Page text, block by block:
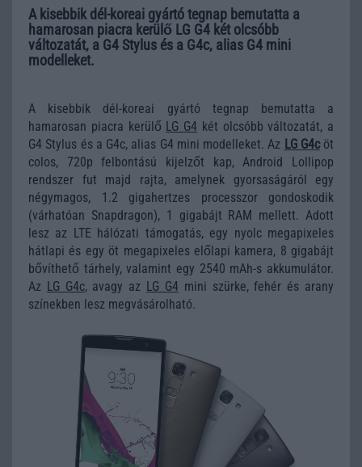
A kisebbik dél-koreai gyártó tegnap bemutatta a
hamarosan piacra kerülő LG G4 két olcsóbb
változatát, a G4 Stylus és a G4c, alias G4 mini
modelleket.
A kisebbik dél-koreai gyártó tegnap bemutatta a
hamarosan piacra kerülő LG G4 két olcsóbb változatát, a
G4 Stylus és a G4c, alias G4 mini modelleket. Az LG G4cöt
colos, 720p felbontású kijelzőt kap, Android Lollipop
rendszer fut majd rajta, amelynek gyorsaságáról egy
négymagos, 1.2 gigahertzes processzor gondoskodik
(várhatóan Snapdragon), 1 gigabájt RAM mellett. Adott
lesz az LTE hálózati támogatás, egy nyolc megapixeles
hátlapi és egy öt megapixeles előlapi kamera, 8 gigabájt
bővíthető tárhely, valamint egy 2540 mAh-s akkumulátor.
Az LG G4c, avagy az LG G4mini szürke, fehér és arany
színekben lesz megvásárolható.